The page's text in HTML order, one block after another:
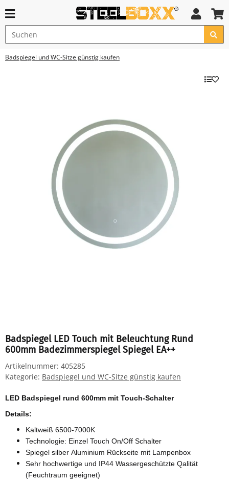
Badspiegel und WC-Sitze günstig kaufen
Badspiegel LED Touch mit Beleuchtung Rund
600mm Badezimmerspiegel Spiegel EA++
Artikelnummer: 405285
Kategorie: Badspiegel und WC-Sitze günstig kaufen
LED Badspiegel rund 600mm mit Touch-Schalter
Details:
Kaltweiß 6500-7000K
Technologie: Einzel Touch On/Off Schalter
Spiegel silber Aluminium Rückseite mit Lampenbox
Sehr hochwertige und IP44 Wassergeschützte Qalität
(Feuchtraum geeignet)